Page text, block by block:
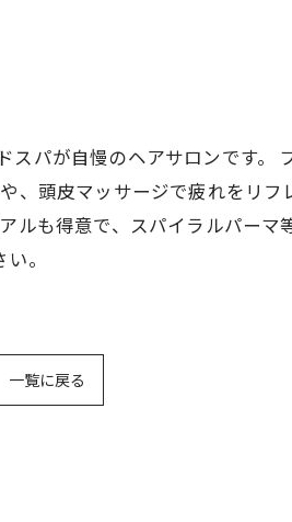
パが自慢のヘアサロンです。
頭皮マッサージで疲れをリ
も得意で、スパイラルパー
。
一覧に戻る